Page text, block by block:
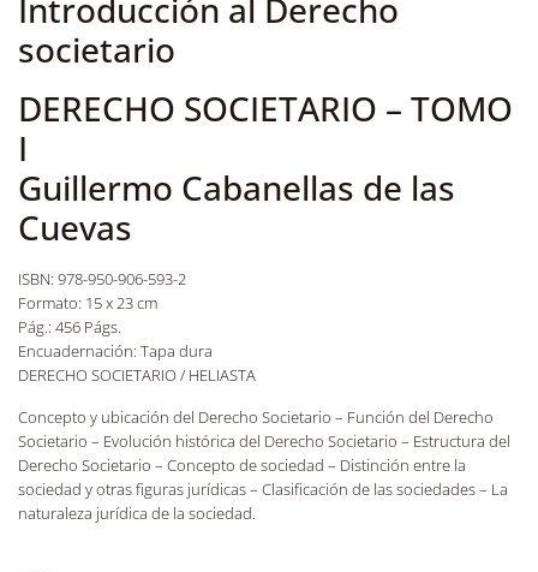
Introducción al Derecho
societario
DERECHO SOCIETARIO – TOMO
I
Guillermo Cabanellas de las
Cuevas
ISBN: 978-950-906-593-2
Formato: 15 x 23 cm
Pág.: 456 Págs.
Encuadernación: Tapa dura
DERECHO SOCIETARIO / HELIASTA
Concepto y ubicación del Derecho Societario – Función del Derecho
Societario – Evolución histórica del Derecho Societario – Estructura del
Derecho Societario – Concepto de sociedad – Distinción entre la
sociedad y otras figuras jurídicas – Clasificación de las sociedades – La
naturaleza jurídica de la sociedad.